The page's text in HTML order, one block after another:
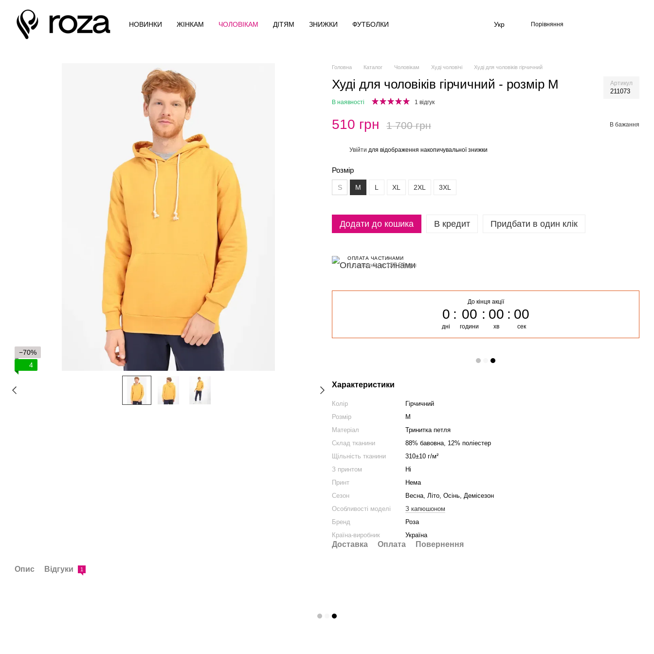
НОВИНКИ ЖІНКАМ ЧОЛОВІКАМ ДІТЯМ ЗНИЖКИ ФУТБОЛКИ Укр Порівняння
−70%
4
Головна Каталог Чоловікам Худі чоловічі Худі для чоловіків гірчичний
Худі для чоловіків гірчичний - розмір M Артикул
211073
В наявності 1 відгук
510 грн 1 700 грн В бажання
Увійти для відображення накопичувальної знижки
Розмір
S M L XL 2XL 3XL
Додати до кошика В кредит Придбати в один клік
ОПЛАТА ЧАСТИНАМИ
4 платежі по 127.50 грн
До кінця акції
0
дні
00
години
00
хв
00
сек
Характеристики
Колір
Гірчичний
Розмір
M
Матеріал
Тринитка петля
Склад тканини
88% бавовна, 12% поліестер
Щільність тканини
310±10 г/м²
З принтом
Ні
Принт
Нема
Сезон
Весна, Літо, Осінь, Демісезон
Особливості моделі
З капюшоном
Бренд
Роза
Країна-виробник
Україна
Доставка Оплата Повернення
Опис Відгуки 1